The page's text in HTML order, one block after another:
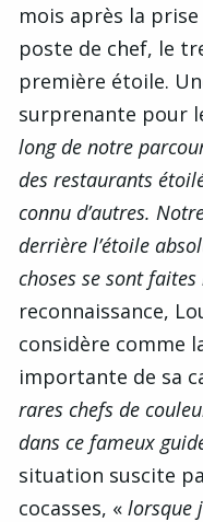
mois après la
poste de chef, le
première étoile.
surprenante pour
long de notre
des restaurants
connu d’autres.
derrière l’étoile
choses se sont
reconnaissance,
considère comme
importante de sa
rares chefs de
dans ce fameux
situation suscite
cocasses, « lorsque